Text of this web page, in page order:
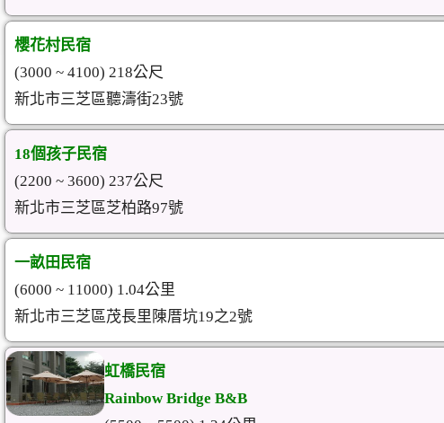
櫻花村民宿
(3000 ~ 4100) 218公尺
新北市三芝區聽濤街23號
18個孩子民宿
(2200 ~ 3600) 237公尺
新北市三芝區芝柏路97號
一畝田民宿
(6000 ~ 11000) 1.04公里
新北市三芝區茂長里陳厝坑19之2號
虹橋民宿
Rainbow Bridge B&B